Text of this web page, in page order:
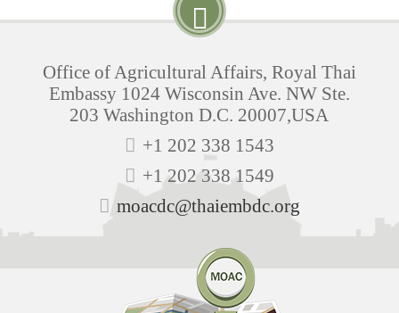
Office of Agricultural Affairs, Royal Thai
Embassy 1024 Wisconsin Ave. NW Ste.
203 Washington D.C. 20007,USA
+1 202 338 1543
+1 202 338 1549
moacdc@thaiembdc.org